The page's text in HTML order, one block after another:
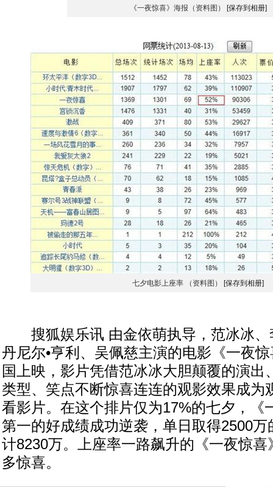
《一夜惊喜》海报（资料图） [保存到相册]
七夕电影上座率 （资料图） [保存到相册]
搜狐娱乐讯 由金依萌执导，范冰冰、
丹尼尔•亨利、吴佩慈主演的电影《一夜
国上映，影片凭借范冰冰大胆颠覆的演出
类型、笑点不断惊喜连连的观影效果成为
看影片。在这个排片仅为17%的七夕，《
第一的好成绩成功逆袭，单日取得2500
计8230万。上座率一路飙升的《一夜惊
多惊喜。